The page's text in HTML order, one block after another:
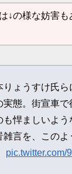
↓の様な妨害も
りょうすけ氏
態。街宣車で
も悍ましいよう
言を、このよ
pic.twitter.com/